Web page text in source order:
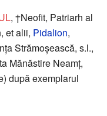
, †Neofit, Patriarh al
et alii, Pidalion,
Strămoșească, s.l.,
Mănăstire Neamț,
după exemplarul